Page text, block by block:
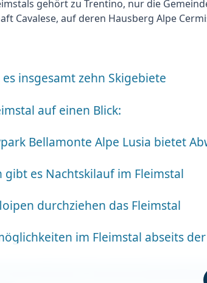
gehört zu Trentino, nur die
Cavalese, auf deren Hausberg Alpe
insgesamt zehn Skigebiete
auf einen Blick:
Bellamonte Alpe Lusia bietet
gibt es Nachtskilauf im Fleimstal
durchziehen das Fleimstal
im Fleimstal abseits